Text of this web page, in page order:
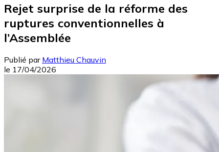
Rejet surprise de la réforme des
ruptures conventionnelles à
l’Assemblée
Publié par Matthieu Chauvin
le 17/04/2026